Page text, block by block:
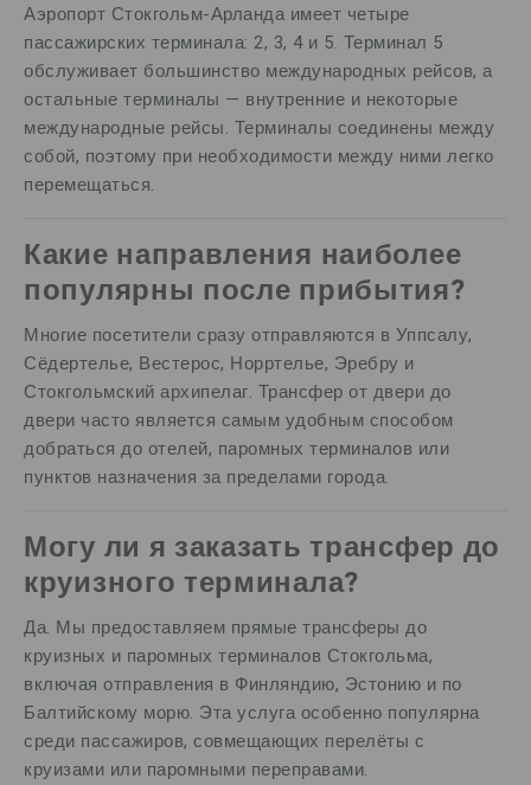
Аэропорт Стокгольм-Арланда имеет четыре
пассажирских терминала: 2, 3, 4 и 5. Терминал 5
обслуживает большинство международных рейсов, а
остальные терминалы — внутренние и некоторые
международные рейсы. Терминалы соединены между
собой, поэтому при необходимости между ними легко
перемещаться.
Какие направления наиболее
популярны после прибытия?
Многие посетители сразу отправляются в Уппсалу,
Сёдертелье, Вестерос, Норртелье, Эребру и
Стокгольмский архипелаг. Трансфер от двери до
двери часто является самым удобным способом
добраться до отелей, паромных терминалов или
пунктов назначения за пределами города.
Могу ли я заказать трансфер до
круизного терминала?
Да. Мы предоставляем прямые трансферы до
круизных и паромных терминалов Стокгольма,
включая отправления в Финляндию, Эстонию и по
Балтийскому морю. Эта услуга особенно популярна
среди пассажиров, совмещающих перелёты с
круизами или паромными переправами.